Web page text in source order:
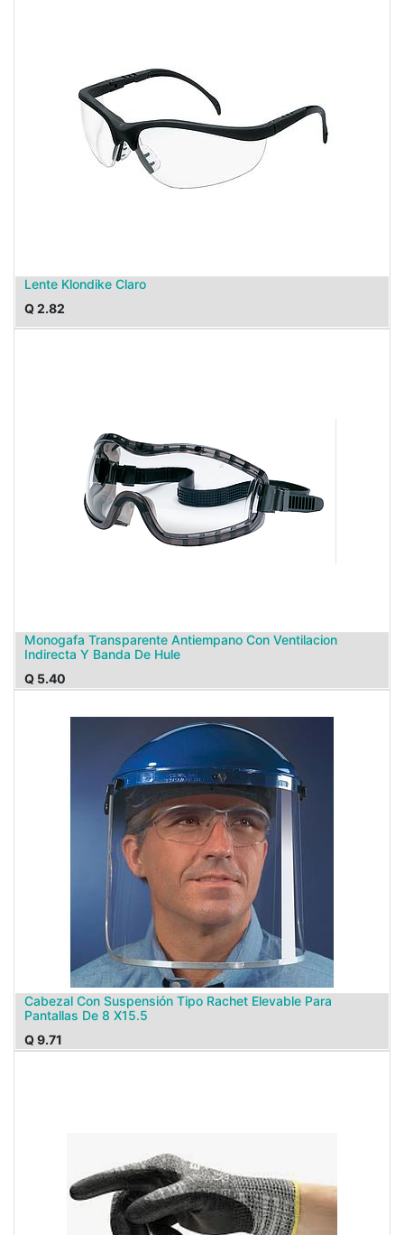
Lente Klondike Claro
Q2.82
Monogafa Transparente Antiempano Con Ventilacion
Indirecta Y Banda De Hule
Q 5.40
Cabezal Con Suspensión Tipo Rachet Elevable Para
Pantallas De 8 X15.5
Q9.71